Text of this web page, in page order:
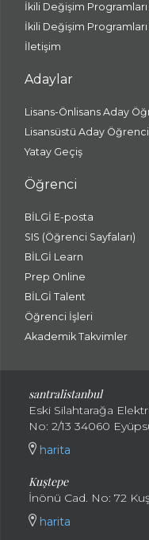
İkili Değişim
İkili Değişim
İletişim
Adaylar
Lisans-Önlisans Aday
Lisansüstü Aday Öğrenci
Yatay Geçiş
Öğrenci
BİLGİ E-posta
SIS (Öğrenci Sayfaları)
BİLGİ Learn
Prep Online
BİLGİ Talent
Öğrenci İşleri
Akademik Takvimler
santralistanbul
Eski Silahtarağa
No: 2/13 34060
harita
Kuştepe
İnönü Cad. No: 72
harita